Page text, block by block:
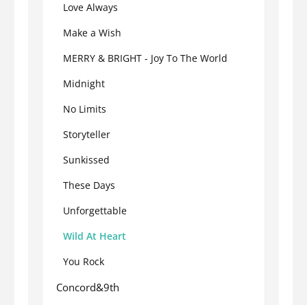
Love Always
Make a Wish
MERRY & BRIGHT - Joy To The World
Midnight
No Limits
Storyteller
Sunkissed
These Days
Unforgettable
Wild At Heart
You Rock
Concord&9th